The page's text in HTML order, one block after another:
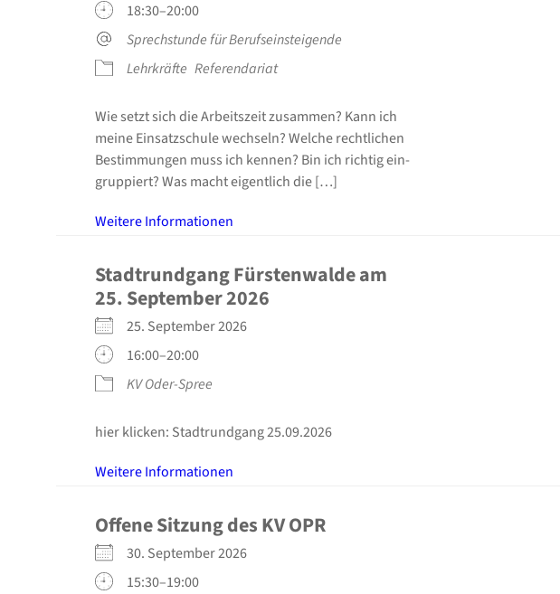
18:30–20:00
Sprech­stun­de für Berufs­ein­stei­gen­de
Lehr­kräf­te Refe­ren­da­ri­at
Wie setzt sich die Arbeits­zeit zusam­men? Kann ich
mei­ne Ein­satz­schu­le wech­seln? Wel­che recht­li­chen
Bestim­mun­gen muss ich ken­nen? Bin ich rich­tig ein­
grup­piert? Was macht eigent­lich die […]
Wei­te­re Infor­ma­tio­nen
Stadt­rund­gang Fürs­ten­wal­de am
25. Sep­tem­ber 2026
25. Sep­tem­ber 2026
16:00–20:00
KV Oder-Spree
hier kli­cken: Stadt­rund­gang 25.09.2026
Wei­te­re Infor­ma­tio­nen
Offe­ne Sit­zung des KV OPR
30. Sep­tem­ber 2026
15:30–19:00